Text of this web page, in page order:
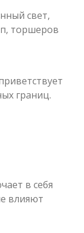
свет,
торшеров
границ.
в себя
влияют